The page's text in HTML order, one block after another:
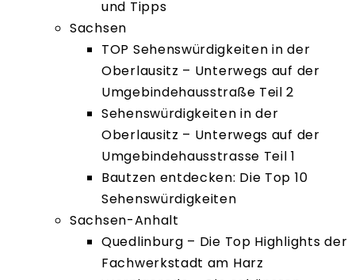
und Tipps
Sachsen
TOP Sehenswürdigkeiten in der
Oberlausitz – Unterwegs auf der
Umgebindehausstraße Teil 2
Sehenswürdigkeiten in der
Oberlausitz – Unterwegs auf der
Umgebindehausstrasse Teil 1
Bautzen entdecken: Die Top 10
Sehenswürdigkeiten
Sachsen-Anhalt
Quedlinburg – Die Top Highlights der
Fachwerkstadt am Harz